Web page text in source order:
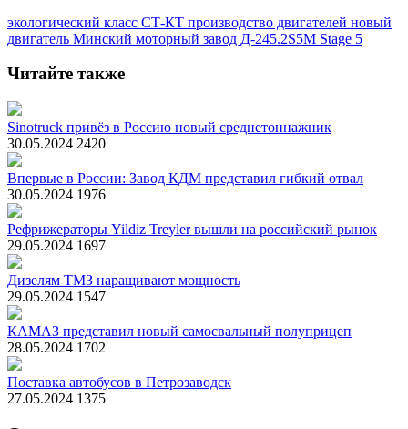
экологический класс СТ-КТ производство двигателей новый
двигатель Минский моторный завод Д-245.2S5M Stage 5
Читайте также
Sinotruck привёз в Россию новый среднетоннажник
30.05.2024 2420
Впервые в России: Завод КДМ представил гибкий отвал
30.05.2024 1976
Рефрижераторы Yildiz Treyler вышли на российский рынок
29.05.2024 1697
Дизелям ТМЗ наращивают мощность
29.05.2024 1547
КАМАЗ представил новый самосвальный полуприцеп
28.05.2024 1702
Поставка автобусов в Петрозаводск
27.05.2024 1375